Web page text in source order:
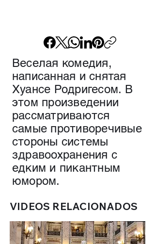
Веселая комедия,
написанная и снятая
Хуансе Родригесом. В
этом произведении
рассматриваются
самые противоречивые
стороны системы
здравоохранения с
едким и пикантным
юмором.
VIDEOS RELACIONADOS